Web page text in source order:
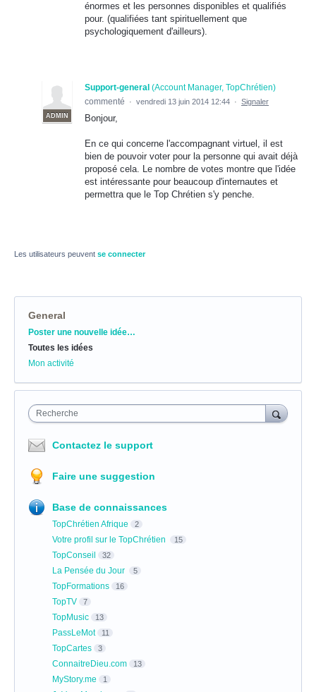
énormes et les personnes disponibles et qualifiés
pour. (qualifiées tant spirituellement que
psychologiquement d'ailleurs).
ADMIN
Support-general (Account Manager, TopChrétien)
commenté
· vendredi 13 juin 2014 12:44 · Signaler
Bonjour,
En ce qui concerne l'accompagnant virtuel, il est
bien de pouvoir voter pour la personne qui avait déjà
proposé cela. Le nombre de votes montre que l'idée
est intéressante pour beaucoup d'internautes et
permettra que le Top Chrétien s'y penche.
Les utilisateurs peuvent se connecter
General
Catégories
Poster une nouvelle idée…
Toutes les idées
Mon activité
Recherche
Contactez le support
Faire une suggestion
Base de connaissances
TopChrétien Afrique 2
Votre profil sur le TopChrétien 15
TopConseil 32
La Pensée du Jour 5
TopFormations 16
TopTV 7
TopMusic 13
PassLeMot 11
TopCartes 3
ConnaitreDieu.com 13
MyStory.me 1